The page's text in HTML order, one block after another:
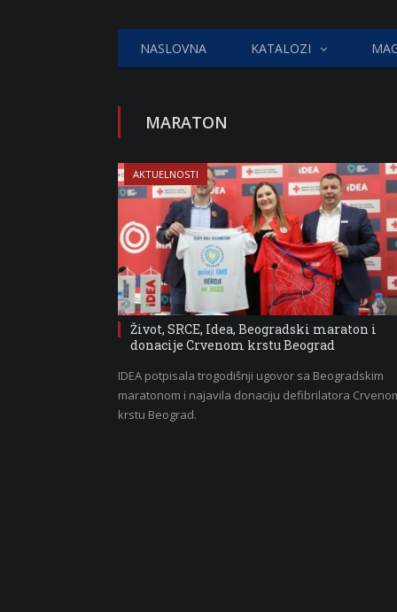
NASLOVNA KATALOZI
MARATON
AKTUELNOSTI
Život, SRCE, Idea, Beogradski maraton i
donacije Crvenom krstu Beograd
IDEA potpisala trogodišnji ugovor sa Beogradskim
maratonom i najavila donaciju defibrilatora
krstu Beograd.